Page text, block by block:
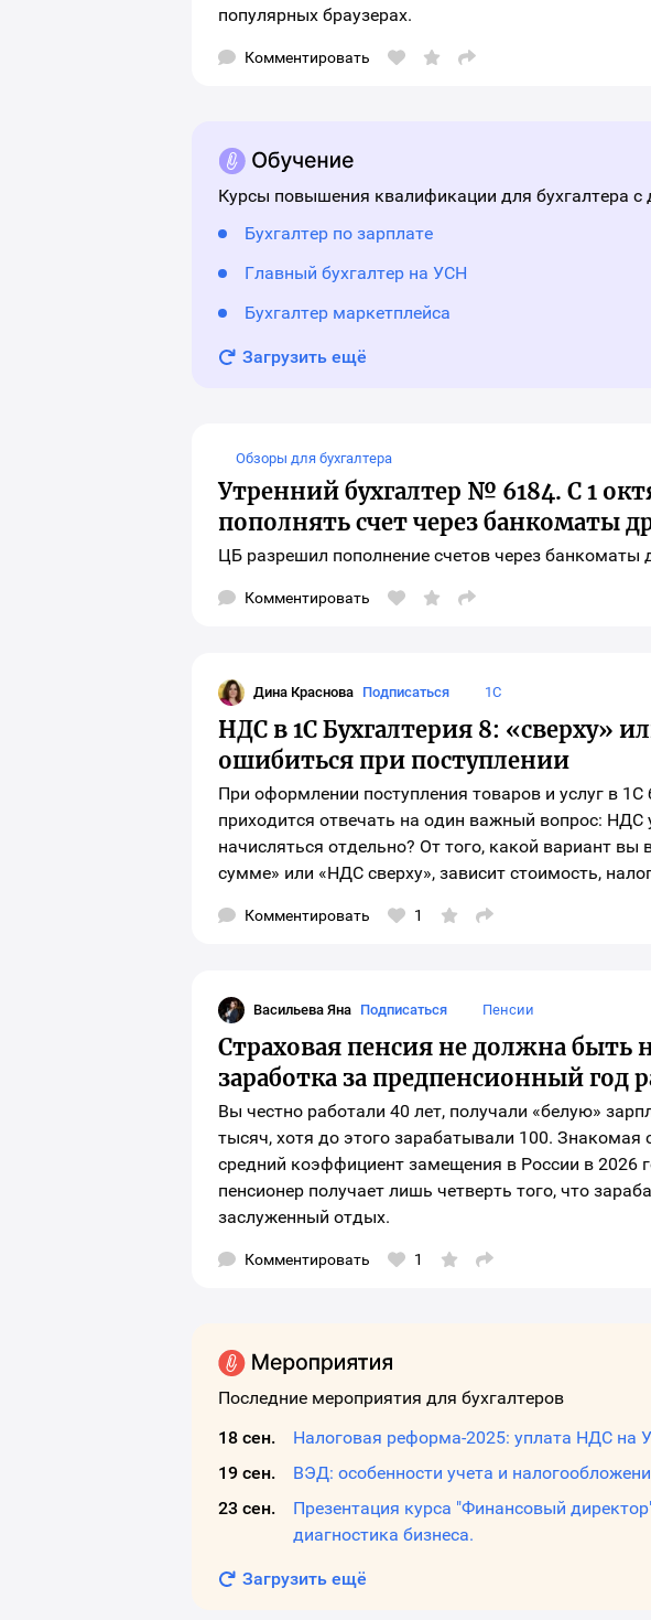
популярных браузерах.
Комментировать
Открыть
Курсы повышения квалификации для бухгалтера
Бухгалтер по зарплате
Главный бухгалтер на УСН
Бухгалтер маркетплейса
Загрузить ещё
Обзоры для бухгалтера
Утренний бухгалтер № 6184. С 1
пополнять счет через банкоматы
ЦБ разрешил пополнение счетов через банкоматы
Комментировать
Открыть
для
материала
Дина Краснова
Дина Краснова Подписаться 1С
НДС в 1С Бухгалтерия 8: «сверху»
ошибиться при поступлении
При оформлении поступления товаров и услуг в
приходится отвечать на один важный вопрос:
начисляться отдельно? От того, какой вариант
сумме» или «НДС сверху», зависит стоимость,
Комментировать 1
Открыть
для
Васильева Яна
Васильева Яна Подписаться Пенсии
Страховая пенсия не должна быть
заработка за предпенсионный год
Вы честно работали 40 лет, получали «белую»
тысяч, хотя до этого зарабатывали 100.
средний коэффициент замещения в России в 2026
пенсионер получает лишь четверть того, что
заслуженный отдых.
Комментировать 1
Открыть
Последние мероприятия для бухгалтеров
18 сен.
19 сен.
ВЭД: особенности учета и
23 сен.
Презентация курса "Финансовый
диагностика бизнеса.
Загрузить ещё